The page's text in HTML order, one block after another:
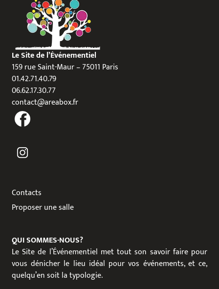
Le Site de l’Événementiel
159 rue Saint-Maur – 75011 Paris
01.42.71.40.79
06.62.17.30.77
contact@areabox.fr
Contacts
Proposer une salle
QUI SOMMES-NOUS?
Le Site de l’Événementiel met tout son savoir faire pour
vous dénicher le lieu idéal pour vos événements, et ce,
quelqu’en soit la typologie.